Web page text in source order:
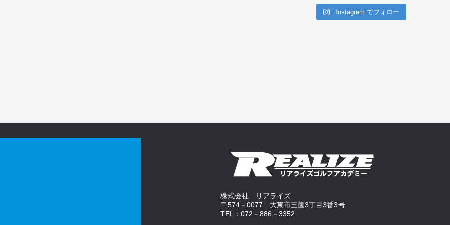
Instagram でフォロー
株式会社 リアライズ
〒574－0077 大東市三箇3丁目3番3号
TEL：072－886－3352